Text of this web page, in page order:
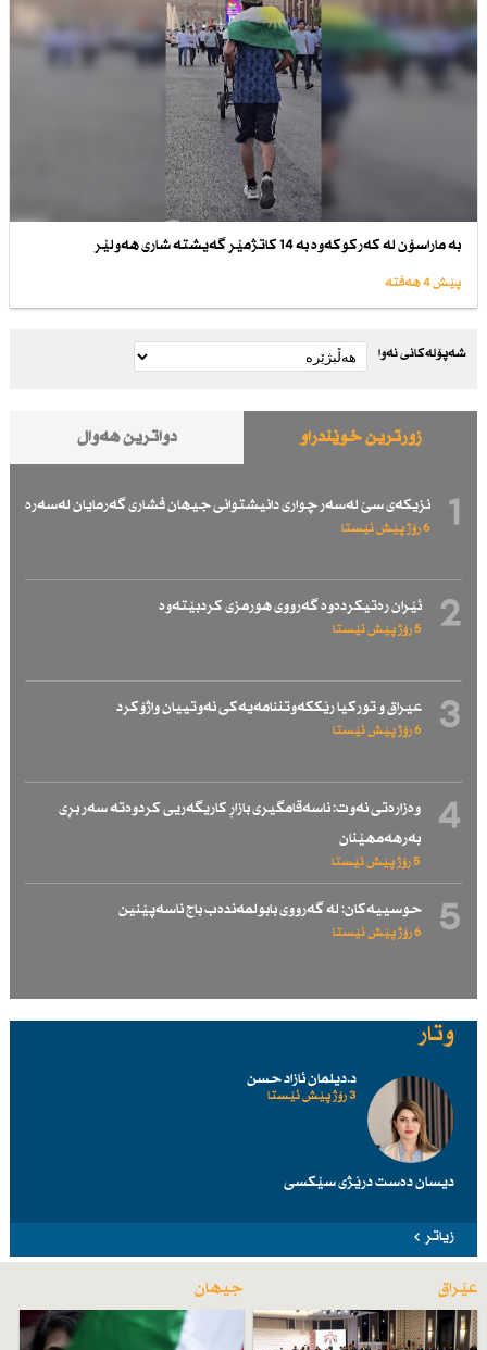
بە ماراسۆن لە كەركوكەوە بە 14 كاتژمێر گەیشتە شاری هەولێر
پێش 4 هەفتە
شەپۆلەکانی نەوا
زۆرترین خوێندراو دواترین هەواڵ
1 نزیكەی سێ لەسەر چواری دانیشتوانی جیهان فشاری گەرمایان لەسەرە
6 رۆژ پێش ئێستا
2 ئێران رەتیكردەوە گەرووی هورمزی كردبێتەوە
5 رۆژ پێش ئێستا
3 عیراق و توركیا رێككەوتننامەیەكی نەوتییان واژۆكرد
6 رۆژ پێش ئێستا
4
وەزارەتی نەوت: ناسەقامگیری بازاڕ كاریگەریی كردوەتە سەر بڕی
بەرهەمهێنان
5 رۆژ پێش ئێستا
5 حوسییەكان: لە گەرووی بابولمەندەب باج ناسەپێنین
6 رۆژ پێش ئێستا
وتار
د.دیلمان ئازاد حسن
3 رۆژ پێش ئێستا
دیسان دەست درێژی سێكسی
زیاتر
عێراق جیهان